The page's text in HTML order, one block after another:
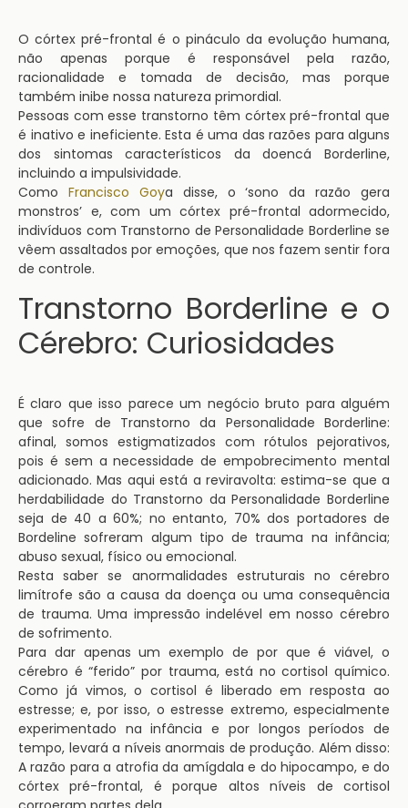
O córtex pré-frontal é o pináculo da evolução humana,
não apenas porque é responsável pela razão,
racionalidade e tomada de decisão, mas porque
também inibe nossa natureza primordial.
Pessoas com esse transtorno têm córtex pré-frontal que
é inativo e ineficiente. Esta é uma das razões para alguns
dos sintomas característicos da doencá Borderline,
incluindo a impulsividade.
Como Francisco Goya disse, o ‘sono da razão gera
monstros’ e, com um córtex pré-frontal adormecido,
indivíduos com Transtorno de Personalidade Borderline se
vêem assaltados por emoções, que nos fazem sentir fora
de controle.
Transtorno Borderline e o
Cérebro: Curiosidades
É claro que isso parece um negócio bruto para alguém
que sofre de Transtorno da Personalidade Borderline:
afinal, somos estigmatizados com rótulos pejorativos,
pois é sem a necessidade de empobrecimento mental
adicionado. Mas aqui está a reviravolta: estima-se que a
herdabilidade do Transtorno da Personalidade Borderline
seja de 40 a 60%; no entanto, 70% dos portadores de
Bordeline sofreram algum tipo de trauma na infância;
abuso sexual, físico ou emocional.
Resta saber se anormalidades estruturais no cérebro
limítrofe são a causa da doença ou uma consequência
de trauma. Uma impressão indelével em nosso cérebro
de sofrimento.
Para dar apenas um exemplo de por que é viável, o
cérebro é “ferido” por trauma, está no cortisol químico.
Como já vimos, o cortisol é liberado em resposta ao
estresse; e, por isso, o estresse extremo, especialmente
experimentado na infância e por longos períodos de
tempo, levará a níveis anormais de produção. Além disso:
A razão para a atrofia da amígdala e do hipocampo, e do
córtex pré-frontal, é porque altos níveis de cortisol